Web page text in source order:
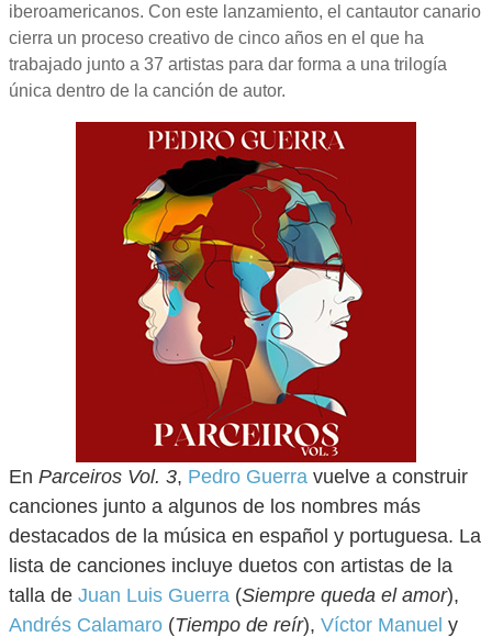
iberoamericanos. Con este lanzamiento, el cantautor canario
cierra un proceso creativo de cinco años en el que ha
trabajado junto a 37 artistas para dar forma a una trilogía
única dentro de la canción de autor.
En Parceiros Vol. 3, Pedro Guerra vuelve a construir
canciones junto a algunos de los nombres más
destacados de la música en español y portuguesa. La
lista de canciones incluye duetos con artistas de la
talla de Juan Luis Guerra (Siempre queda el amor),
Andrés Calamaro (Tiempo de reír), Víctor Manuel y